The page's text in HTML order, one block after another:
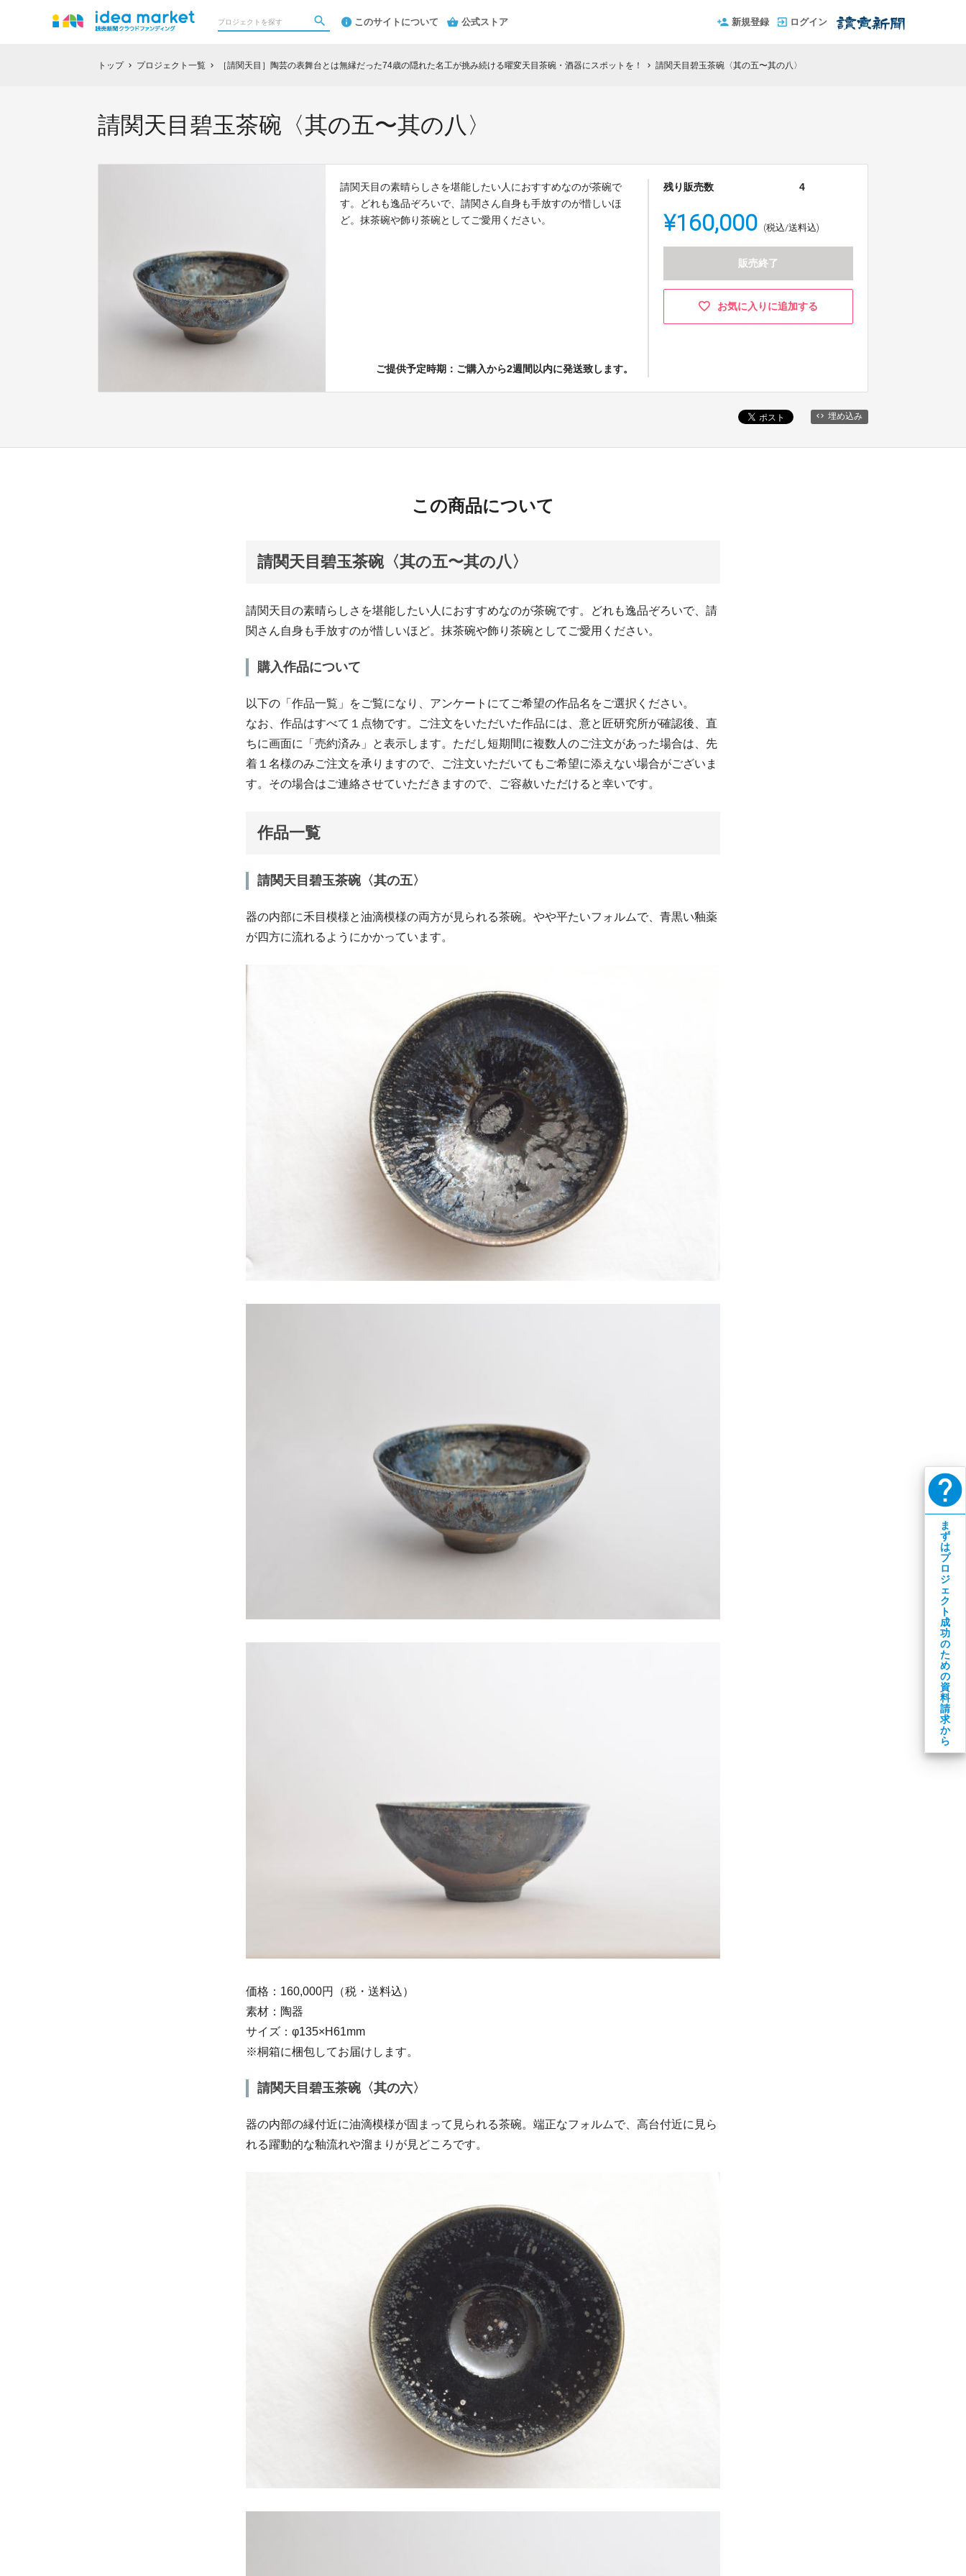
このサイトについて 公式ストア 新規登録 ログイン
トップ chevron_right プロジェクト一覧 chevron_right ［請関天目］陶芸の表舞台とは無縁だった74歳の隠れた名工が挑み続ける曜変天目茶碗・酒器にスポットを！ chevron_right 請関天目碧玉茶碗〈其の五〜其の八〉
請関天目碧玉茶碗〈其の五〜其の八〉
請関天目の素晴らしさを堪能したい人におすすめなのが茶碗で
す。どれも逸品ぞろいで、請関さん自身も手放すのが惜しいほ
ど。抹茶碗や飾り茶碗としてご愛用ください。
ご提供予定時期：ご購入から2週間以内に発送致します。
残り販売数 4
¥160,000 (税込/送料込)
販売終了
お気に入りに追加する
埋め込み
この商品について
請関天目碧玉茶碗〈其の五〜其の八〉
請関天目の素晴らしさを堪能したい人におすすめなのが茶碗です。どれも逸品ぞろいで、請
関さん自身も手放すのが惜しいほど。抹茶碗や飾り茶碗としてご愛用ください。
購入作品について
以下の「作品一覧」をご覧になり、アンケートにてご希望の作品名をご選択ください。
なお、作品はすべて１点物です。ご注文をいただいた作品には、意と匠研究所が確認後、直
ちに画面に「売約済み」と表示します。ただし短期間に複数人のご注文があった場合は、先
着１名様のみご注文を承りますので、ご注文いただいてもご希望に添えない場合がございま
す。その場合はご連絡させていただきますので、ご容赦いただけると幸いです。
作品一覧
請関天目碧玉茶碗〈其の五〉
器の内部に禾目模様と油滴模様の両方が見られる茶碗。やや平たいフォルムで、青黒い釉薬
が四方に流れるようにかかっています。
価格：160,000円（税・送料込）
素材：陶器
サイズ：φ135×H61mm
※桐箱に梱包してお届けします。
請関天目碧玉茶碗〈其の六〉
器の内部の縁付近に油滴模様が固まって見られる茶碗。端正なフォルムで、高台付近に見ら
れる躍動的な釉流れや溜まりが見どころです。
help
ま
ず
は
プ
ロ
ジ
ェ
ク
ト
成
功
の
た
め
の
資
料
請
求
か
ら